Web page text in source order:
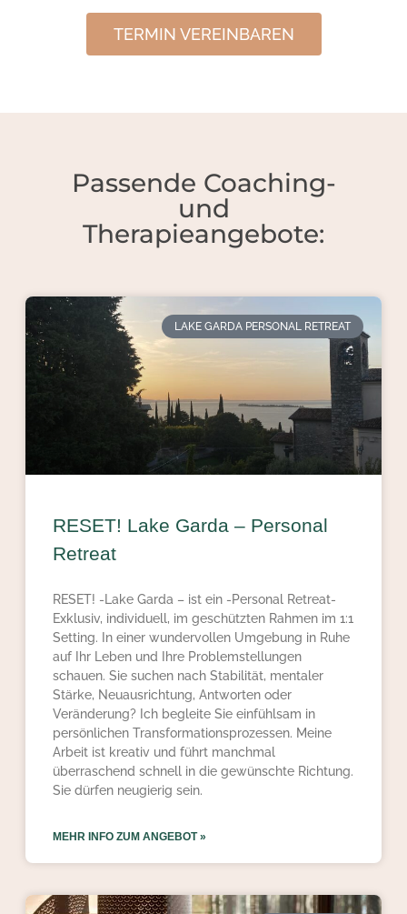
TERMIN VEREINBAREN
Passende Coaching-
und
Therapieangebote:
LAKE GARDA PERSONAL RETREAT
RESET! Lake Garda – Personal
Retreat
RESET! -Lake Garda – ist ein -Personal Retreat-
Exklusiv, individuell, im geschützten Rahmen im 1:1
Setting. In einer wundervollen Umgebung in Ruhe
auf Ihr Leben und Ihre Problemstellungen
schauen. Sie suchen nach Stabilität, mentaler
Stärke, Neuausrichtung, Antworten oder
Veränderung? Ich begleite Sie einfühlsam in
persönlichen Transformationsprozessen. Meine
Arbeit ist kreativ und führt manchmal
überraschend schnell in die gewünschte Richtung.
Sie dürfen neugierig sein.
MEHR INFO ZUM ANGEBOT »